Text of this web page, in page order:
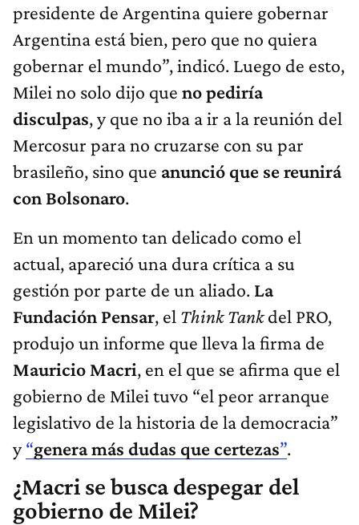
presidente de Argentina quiere gobernar
Argentina está bien, pero que no quiera
gobernar el mundo”, indicó. Luego de esto,
Milei no solo dijo que no pediría
disculpas,y que no iba a ir a la reunión del
Mercosur para no cruzarse con su par
brasileño, sino que anunció que se reunirá
con Bolsonaro.
En un momento tan delicado como el
actual, apareció una dura crítica a su
gestión por parte de un aliado. La
Fundación Pensar, el Think Tankdel PRO,
produjo un informe que lleva la firma de
Mauricio Macri, en el que se afirma que el
gobierno de Milei tuvo “el peor arranque
legislativo de la historia de la democracia”
y“genera más dudas que certezas”.
¿Macri se busca despegar del
gobierno de Milei?